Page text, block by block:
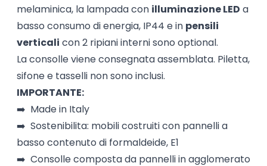
melaminica, la lampada con illuminazione LED a
basso consumo di energia, IP44 e in pensili
verticali con 2 ripiani interni sono optional.
La consolle viene consegnata assemblata. Piletta,
sifone e tasselli non sono inclusi.
IMPORTANTE:
➡️ Made in Italy
➡️ Sostenibilita: mobili costruiti con pannelli a
basso contenuto di formaldeide, E1
➡️ Consolle composta da pannelli in agglomerato